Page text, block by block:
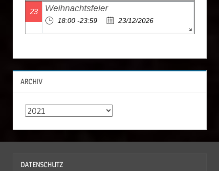
23 Weihnachtsfeier
18:00 -23:59 23/12/2026
ARCHIV
A
i
DATENSCHUTZ